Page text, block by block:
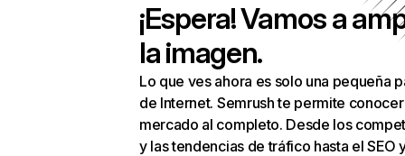
¡Espera! Vamos a
la imagen.
Lo que ves ahora es solo una pequeña
de Internet. Semrush te permite
mercado al completo. Desde los
y las tendencias de tráfico hasta el SEO